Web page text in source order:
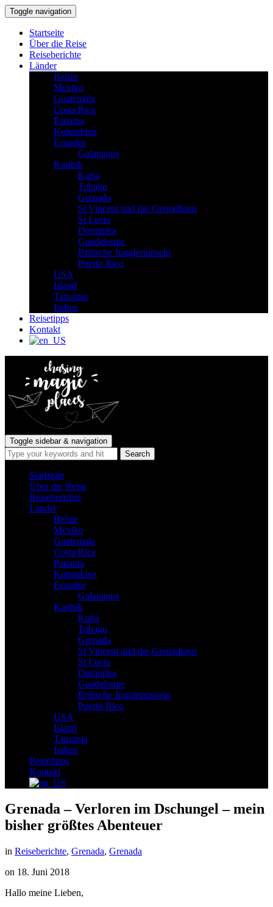
Toggle navigation
Startseite
Über die Reise
Reiseberichte
Länder
Belize
Mexiko
Guatemala
Costa Rica
Panama
Kolumbien
Ecuador
Galapagos
Karibik
Kuba
Tobago
Grenada
St Vincent und die Grenadinen
St Lucia
Dominika
Guadeloupe
Britische Jungferninseln
Puerto Rico
USA
Island
Tansania
Indien
Reisetipps
Kontakt
Toggle sidebar & navigation
Startseite
Über die Reise
Reiseberichte
Länder
Belize
Mexiko
Guatemala
Costa Rica
Panama
Kolumbien
Ecuador
Galapagos
Karibik
Kuba
Tobago
Grenada
St Vincent und die Grenadinen
St Lucia
Dominika
Guadeloupe
Britische Jungferninseln
Puerto Rico
USA
Island
Tansania
Indien
Reisetipps
Kontakt
Grenada – Verloren im Dschungel – mein
bisher größtes Abenteuer
in Reiseberichte, Grenada, Grenada
on 18. Juni 2018
Hallo meine Lieben,